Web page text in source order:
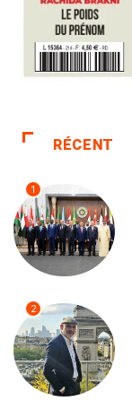
RÉCENT
1
2